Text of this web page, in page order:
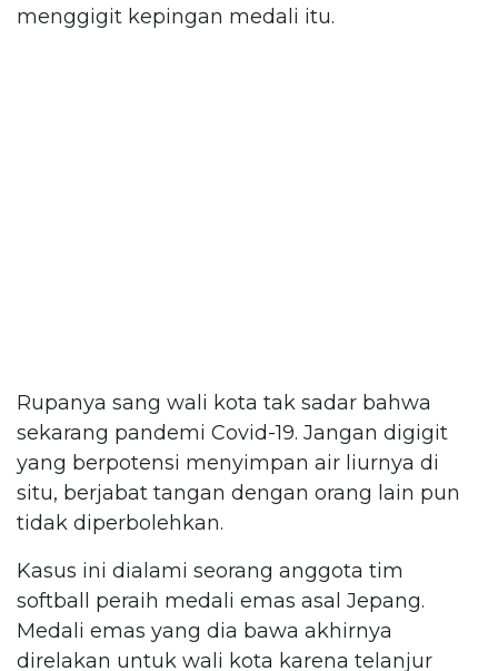
menggigit kepingan medali itu.
Rupanya sang wali kota tak sadar bahwa
sekarang pandemi Covid-19. Jangan digigit
yang berpotensi menyimpan air liurnya di
situ, berjabat tangan dengan orang lain pun
tidak diperbolehkan.
Kasus ini dialami seorang anggota tim
softball peraih medali emas asal Jepang.
Medali emas yang dia bawa akhirnya
direlakan untuk wali kota karena telanjur